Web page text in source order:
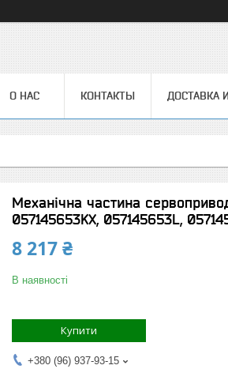
О НАС КОНТАКТЫ ДОСТАВКА
Механічна частина
057145653KX, 057145653L,
8 217 ₴
В наявності
Купити
+380 (96) 937-93-15